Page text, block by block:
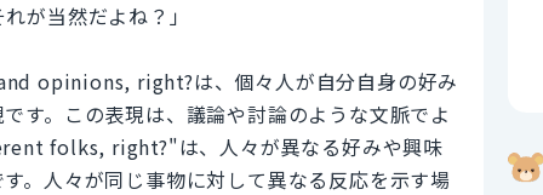
が当然だよね？」
opinions, right?は、個々人が自分自身の好み
す。この表現は、議論や討論のような文脈でよ
folks, right?"は、人々が異なる好みや興味
。人々が同じ事物に対して異なる反応を示す場